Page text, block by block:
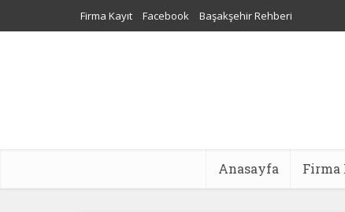
Firma Kayıt Facebook Başakşehir Rehberi
Anasayfa Firma